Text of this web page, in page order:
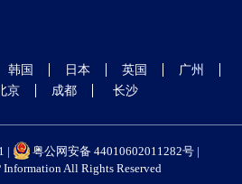
韩国 日本 英国
广州
京 成都 长沙
|
粤公网安备 44010602011282号 |
All Rights Reserved